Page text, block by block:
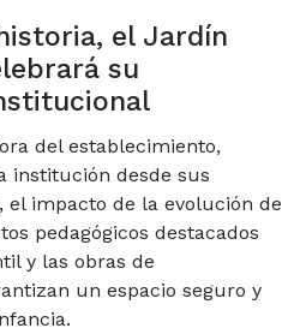
el Jardín
su
del establecimiento,
institución desde sus
el impacto de la evolución de
pedagógicos destacados
y las obras de
un espacio seguro y